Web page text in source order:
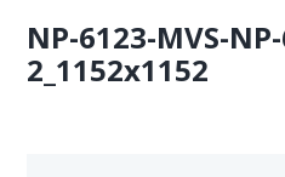
NP-6123-MVS-
2_1152x1152